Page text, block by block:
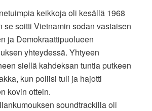
keikkoja oli kesällä 1968
se soitti Vietnamin sodan vastaisen
ja Demokraattipuolueen
yhteydessä. Yhtyeen
siellä kahdeksan tuntia putkeen
kun poliisi tuli ja hajotti
kovin ottein.
soundtrackilla oli